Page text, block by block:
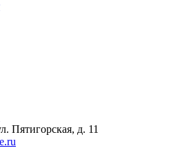
Пятигорская, д. 11